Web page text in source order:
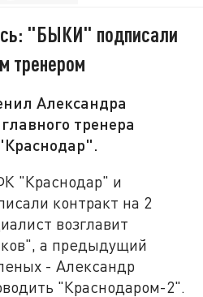
"БЫКИ" подписали
тренером
Александра
тренера
"Краснодар" и
контракт на 2
возглавит
а предыдущий
- Александр
"Краснодаром-2".